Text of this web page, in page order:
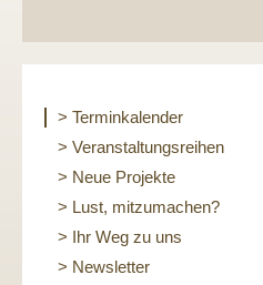
> Terminkalender
> Veranstaltungsreihen
> Neue Projekte
> Lust, mitzumachen?
> Ihr Weg zu uns
> Newsletter